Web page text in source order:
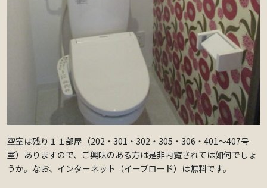
空室は残り１１部屋（202・301・302・305・306・401～407号
室）ありますので、ご興味のある方は是非内覧されては如何でしょ
うか。なお、インターネット（イーブロード）は無料です。